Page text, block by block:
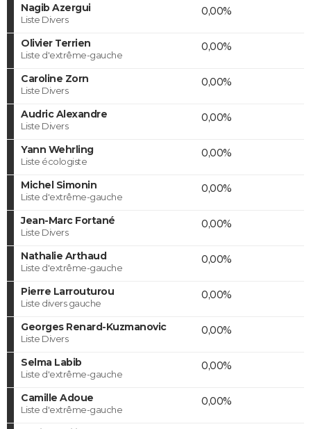
Nagib Azergui
Liste Divers
0,00%
Olivier Terrien
Liste d'extrême-gauche
0,00%
Caroline Zorn
Liste Divers
0,00%
Audric Alexandre
Liste Divers
0,00%
Yann Wehrling
Liste écologiste
0,00%
Michel Simonin
Liste d'extrême-gauche
0,00%
Jean-Marc Fortané
Liste Divers
0,00%
Nathalie Arthaud
Liste d'extrême-gauche
0,00%
Pierre Larrouturou
Liste divers gauche
0,00%
Georges Renard-Kuzmanovic
Liste Divers
0,00%
Selma Labib
Liste d'extrême-gauche
0,00%
Camille Adoue
Liste d'extrême-gauche
0,00%